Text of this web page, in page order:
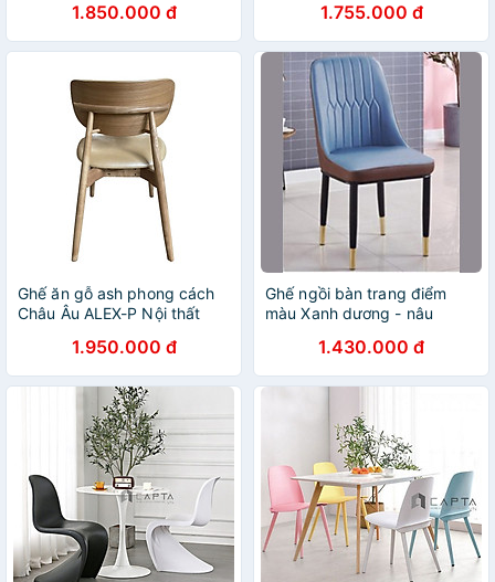
xám tựa lưng tròn oval
khung nhôm sơn tĩnh điện
1.850.000 đ
khung ghế sắt sơn tĩnh điện
màu đen nhập khẩu
1.755.000 đ
Ghế ăn gỗ ash phong cách
Châu Âu ALEX-P Nội thất
gỗ tần bì tựa ghế polywood
verneer vân gỗ bọc nệm vải
simili ALEX-P Nội thất Capta
1.950.000 đ
Ghế ngồi bàn trang điểm
màu Xanh dương - nâu
nệm da chân sắt sơn tĩnh
điện đen bọc ống đồng mạ
màu vàng
1.430.000 đ